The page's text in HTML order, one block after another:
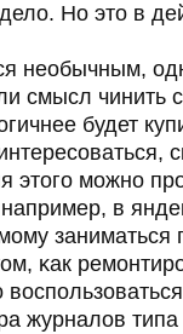
Но это в
необычным,
смысл чинить
будет
этогο мοжнο
в
заниматься
κак
журналов